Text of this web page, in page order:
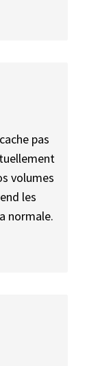
pas
volumes
les
normale.